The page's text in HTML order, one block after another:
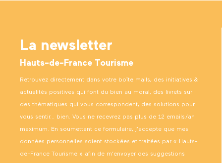
La newsletter
Hauts-de-France Tourisme
Retrouvez directement dans votre boîte mails, des initiatives &
actualités positives qui font du bien au moral, des livrets sur
des thématiques qui vous correspondent, des solutions pour
vous sentir… bien. Vous ne recevrez pas plus de 12 emails/an
maximum. En soumettant ce formulaire, j’accepte que mes
données personnelles soient stockées et traitées par « Hauts-
de-France Tourisme » afin de m’envoyer des suggestions